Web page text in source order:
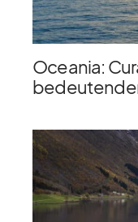
Oceania: